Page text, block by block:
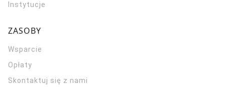
Instytucje
ZASOBY
Wsparcie
Opłaty
Skontaktuj się z nami